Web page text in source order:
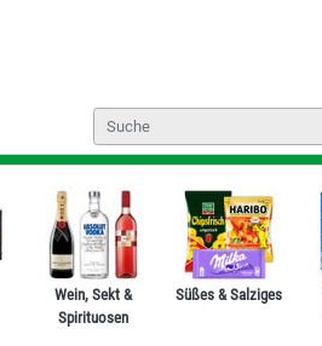
Wein, Sekt &
Spirituosen
Süßes & Salziges